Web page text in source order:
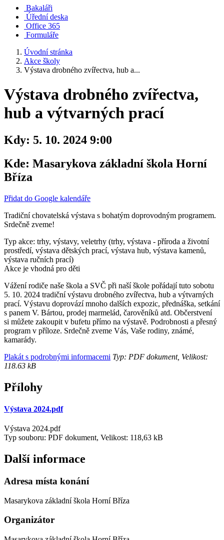
Bakaláři
Úřední deska
Office 365
Formuláře
Úvodní stránka
Akce školy
Výstava drobného zvířectva, hub a...
Výstava drobného zvířectva,
hub a výtvarných prací
Kdy: 5. 10. 2024 9:00
Kde: Masarykova základní škola Horní
Bříza
Přidat do Google kalendáře
Tradiční chovatelská výstava s bohatým doprovodným programem.
Srdečně zveme!
Typ akce: trhy, výstavy, veletrhy (trhy, výstava - příroda a životní
prostředí, výstava dětských prací, výstava hub, výstava kamenů,
výstava ručních prací)
Akce je vhodná pro děti
Vážení rodiče naše škola a SVČ při naší škole pořádají tuto sobotu
5. 10. 2024 tradiční výstavu drobného zvířectva, hub a výtvarných
prací. Výstavu doprovází mnoho dalších expozic, přednáška, setkání
s panem V. Bártou, prodej marmelád, čarověníků atd. Občerstvení
si můžete zakoupit v bufetu přímo na výstavě. Podrobnosti a přesný
program v příloze. Srdečně zveme Vás, Vaše rodiny, známé,
kamarády.
Plakát s podrobnými informacemi Typ: PDF dokument, Velikost:
118.63 kB
Přílohy
Výstava 2024.pdf
Výstava 2024.pdf
Typ souboru: PDF dokument, Velikost: 118,63 kB
Další informace
Adresa místa konání
Masarykova základní škola Horní Bříza
Organizátor